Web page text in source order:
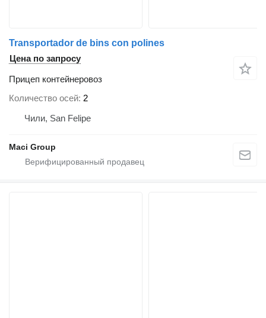
Transportador de bins con polines
Цена по запросу
Прицеп контейнеровоз
Количество осей 2
Чили, San Felipe
Maci Group